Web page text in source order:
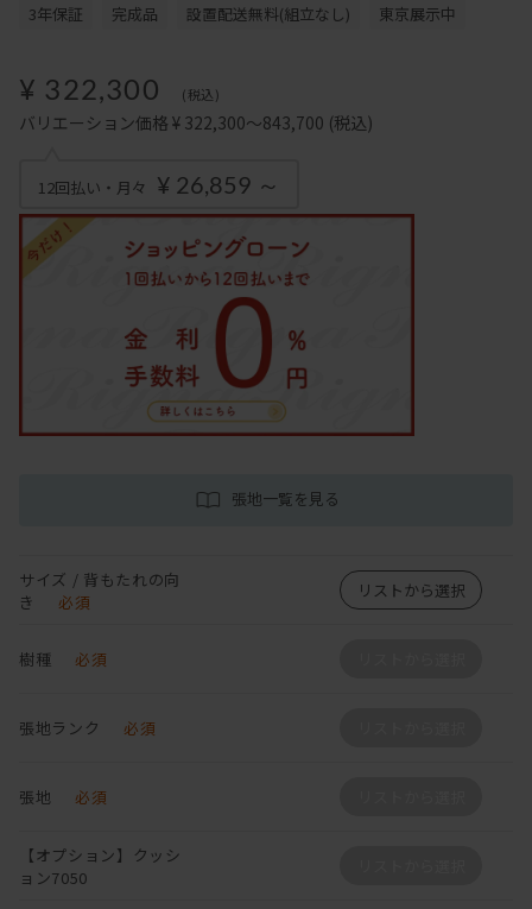
3年保証 完成品 設置配送無料(組立なし) 東京展示中
¥ 322,300 (税込)
バリエーション価格 ¥ 322,300～843,700 (税込)
12回払い・月々 ¥ 26,859 ～
張地一覧を見る
サイズ / 背もたれの向
き
必須 リストから選択
樹種 必須
張地ランク 必須
張地 必須
【オプション】クッシ
ョン7050